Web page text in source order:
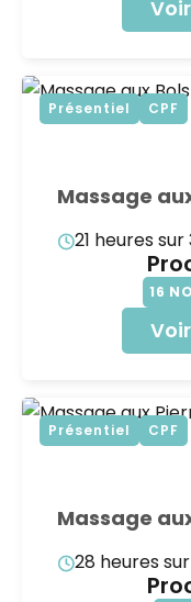
Présentiel CPF
Massage
21 heures sur
16
Présentiel CPF
Massage
28 heures